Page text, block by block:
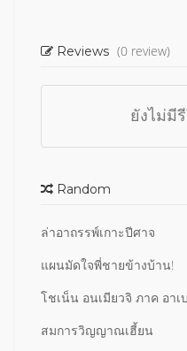
Reviews (0 review)
ยังไม่มี
Random
ล่าอาถรรพ์เกาะปีศาจ
แผนมัดใจพี่ชายข้างบ้าน!
โชเน็น อนเมียวจิ ภาค อาเ
สมการวิญญาณเฮี้ยน